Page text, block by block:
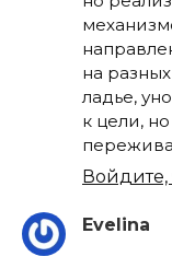
на
ладье,
к цели,
Войдите,
Evelina